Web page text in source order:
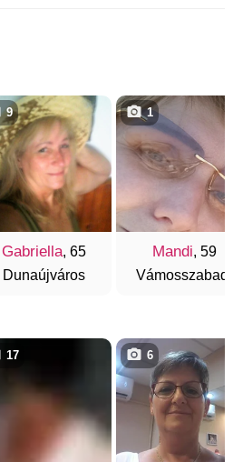
Gabriella, 65
Dunaújváros
9
Mandi, 59
Vámosszabadi
1
17 6